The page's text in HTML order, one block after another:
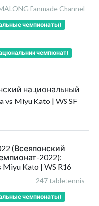
Fanmade Channel
чемпионаты)
чемпіонат)
национальный
Miyu Kato | WS SF
(Всеяпонский
2022):
Miyu Kato | WS R16
247 tabletennis
чемпионаты)